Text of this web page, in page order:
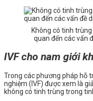
Không có tinh
quan đến các vấn
IVF cho nam giới
Trong các phương pháp hỗ
nghiệm (IVF) được xem là
không có tinh trùng trong